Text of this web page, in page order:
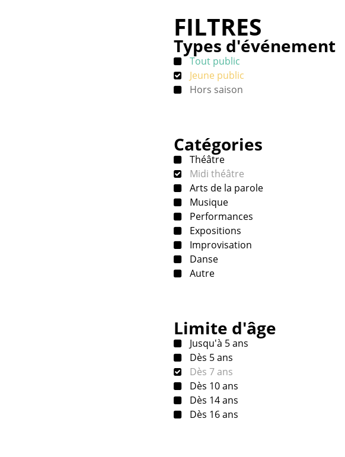
FILTRES
Types d'événement
Tout public
Jeune public
Hors saison
Catégories
Théâtre
Midi théâtre
Arts de la parole
Musique
Performances
Expositions
Improvisation
Danse
Autre
Limite d'âge
Jusqu'à 5 ans
Dès 5 ans
Dès 7 ans
Dès 10 ans
Dès 14 ans
Dès 16 ans